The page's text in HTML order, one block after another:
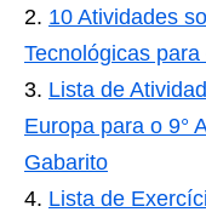
10 Atividades
Tecnológicas
Lista de
Europa para o 9°
Gabarito
Lista de